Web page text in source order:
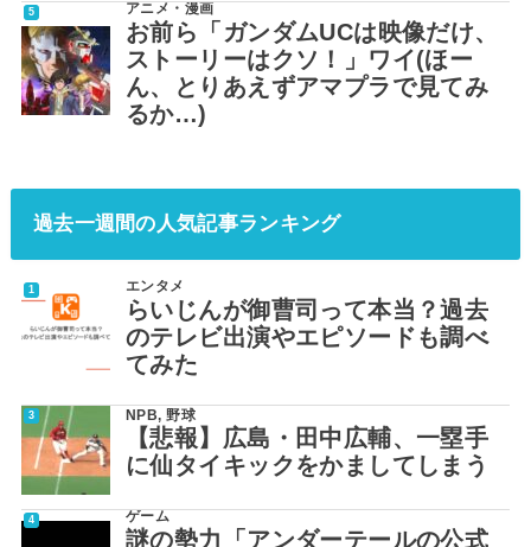
アニメ・漫画
お前ら「ガンダムUCは映像だけ、
ストーリーはクソ！」ワイ(ほー
ん、とりあえずアマプラで見てみ
るか…)
過去一週間の人気記事ランキング
エンタメ
らいじんが御曹司って本当？過去
のテレビ出演やエピソードも調べ
てみた
NPB,野球
【悲報】広島・田中広輔、一塁手
に仙タイキックをかましてしまう
ゲーム
謎の勢力「アンダーテールの公式